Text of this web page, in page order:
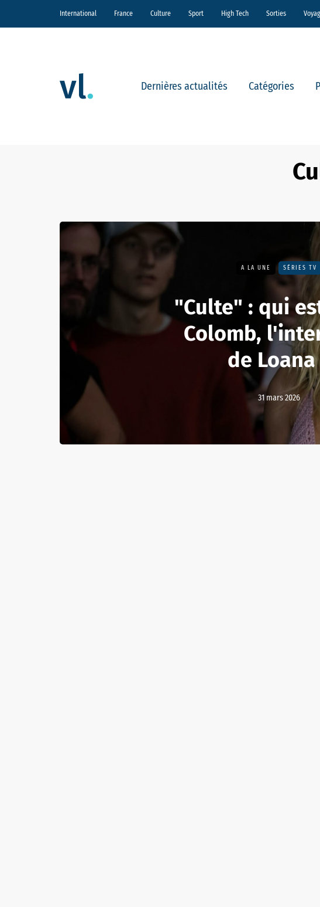
International France Culture Sport High Tech Sorties
Dernières actualités Catégories
A LA UNE SÉRIES TV
"Culte" : qui
Colomb,
de Loana
31 mars 2026